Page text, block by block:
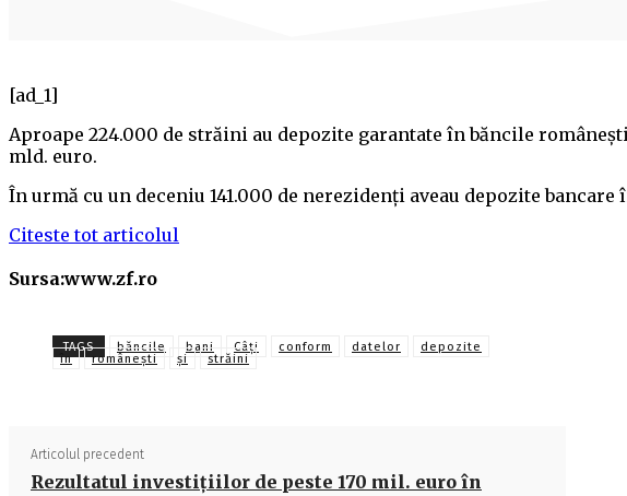
[ad_1]
Aproape 224.000 de străini au depozite garantate în băncile
mld. euro.
În urmă cu un deceniu 141.000 de nerezidenţi aveau depozite bancare
Citeste tot articolul
Sursa:www.zf.ro
TAGS băncile bani Câți conform datelor
depozite
în
româneşti și străini
Articolul precedent
Rezultatul investiţiilor de peste 170 mil. euro în